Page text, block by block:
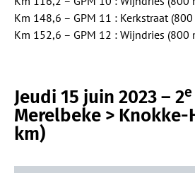
Km 148,6 – GPM 11 : Kerkstraat
Km 152,6 – GPM 12 : Wijndries (800
Jeudi 15 juin 2023 – 2e
Merelbeke > Knokke-
km)